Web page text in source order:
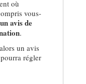
où
vous-
avis de
.
un avis
régler